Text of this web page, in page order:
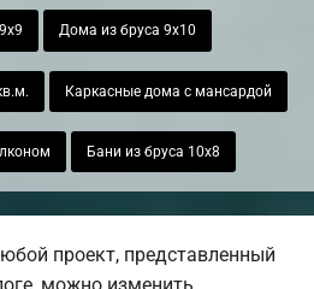
Дома из бруса 9х10
Каркасные дома с мансардой
Бани из бруса 10х8
проект, представленный